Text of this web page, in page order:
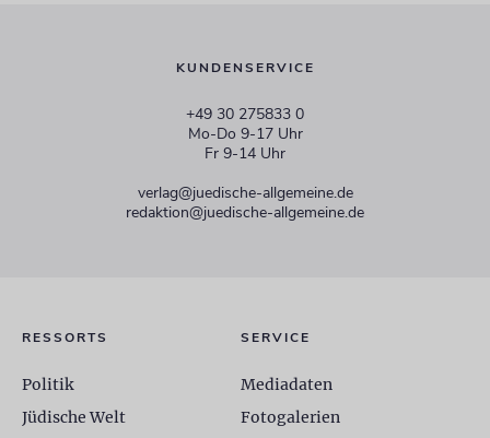
KUNDENSERVICE
+49 30 275833 0
Mo-Do 9-17 Uhr
Fr 9-14 Uhr
verlag@juedische-allgemeine.de
redaktion@juedische-allgemeine.de
RESSORTS
Politik
Jüdische Welt
SERVICE
Mediadaten
Fotogalerien